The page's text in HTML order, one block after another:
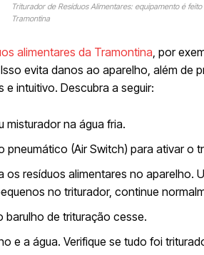
Triturador de Resíduos Alimentares: equipamento é
Tramontina
alimentares da Tramontina , por
evita danos ao aparelho, além de
e intuitivo. Descubra a seguir:
misturador na água fria.
pneumático (Air Switch) para ativar o
os resíduos alimentares no aparelho.
no triturador, continue
barulho de trituração cesse.
e a água. Verifique se tudo foi